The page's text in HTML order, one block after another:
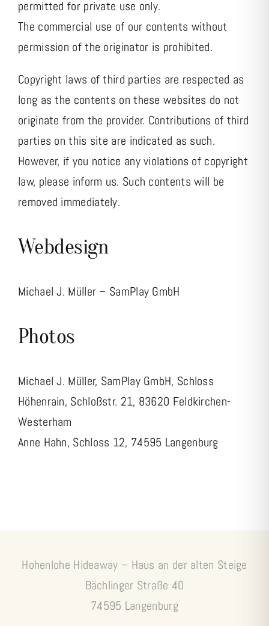
permitted for private use only.
The commercial use of our contents without
permission of the originator is prohibited.
Copyright laws of third parties are respected as
long as the contents on these websites do not
originate from the provider. Contributions of third
parties on this site are indicated as such.
However, if you notice any violations of copyright
law, please inform us. Such contents will be
removed immediately.
Webdesign
Michael J. Müller – SamPlay GmbH
Photos
Michael J. Müller, SamPlay GmbH, Schloss
Höhenrain, Schloßstr. 21, 83620 Feldkirchen-
Westerham
Anne Hahn, Schloss 12, 74595 Langenburg
Hohenlohe Hideaway – Haus an der alten Steige
Bächlinger Straße 40
74595 Langenburg